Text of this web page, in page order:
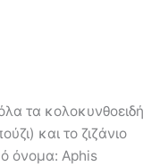
τα κολοκυνθοειδή
και το ζιζάνιο
όνομα: Aphis